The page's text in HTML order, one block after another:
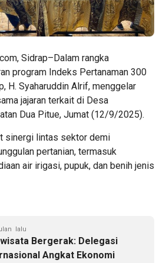
Sidrap–Dalam rangka
program Indeks Pertanaman 300
H. Syaharuddin Alrif, menggelar
jajaran terkait di Desa
Dua Pitue, Jumat (12/9/2025).
sinergi lintas sektor demi
pertanian, termasuk
air irigasi, pupuk, dan benih jenis
lalu
Bergerak: Delegasi
Angkat Ekonomi